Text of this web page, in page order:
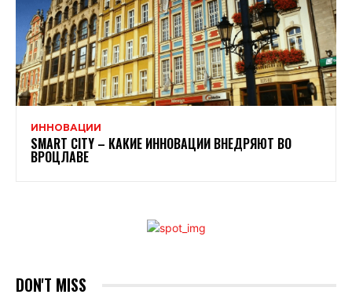
ИННОВАЦИИ
SMART CITY – КАКИЕ ИННОВАЦИИ ВНЕДРЯЮТ ВО
ВРОЦЛАВЕ
DON'T MISS